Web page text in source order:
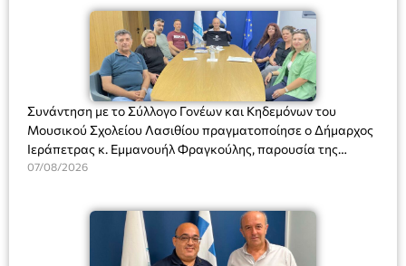
Συνάντηση με το Σύλλογο Γονέων και Κηδεμόνων του
Μουσικού Σχολείου Λασιθίου πραγματοποίησε ο Δήμαρχος
Ιεράπετρας κ. Εμμανουήλ Φραγκούλης, παρουσία της
Διευθύντριας του σχολείου κας Μαριάννας Χαΐτα.
07/08/2026